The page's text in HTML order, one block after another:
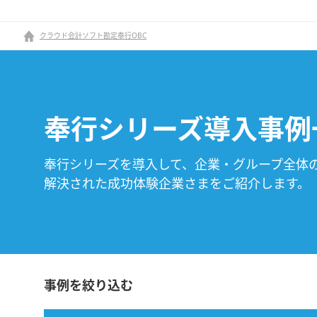
クラウド会計ソフト勘定奉行OBC
奉行シリーズ導入事
奉行シリーズを導入して、企業・グループ全体
解決された成功体験企業さまをご紹介します。
事例を絞り込む